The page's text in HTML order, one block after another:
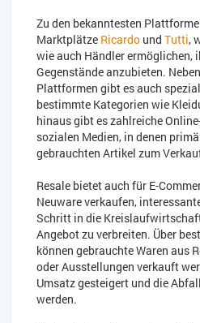
Zu den bekanntesten
Marktplätze Ricardo und Tutti,
wie auch Händler ermöglichen,
Gegenstände anzubieten.
Plattformen gibt es auch
bestimmte Kategorien wie
hinaus gibt es zahlreiche
sozialen Medien, in denen
gebrauchten Artikel zum
Resale bietet auch für E-
Neuware verkaufen,
Schritt in die
Angebot zu verbreiten. Über
können gebrauchte Waren aus
oder Ausstellungen verkauft
Umsatz gesteigert und die
werden.